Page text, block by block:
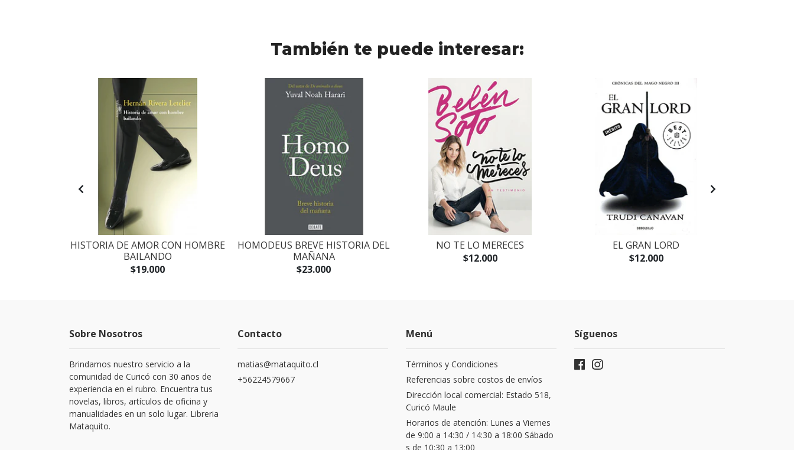
También te puede interesar:
HISTORIA DE AMOR CON HOMBRE
BAILANDO
$19.000
HOMODEUS BREVE HISTORIA DEL
MAÑANA
$23.000
NO TE LO MERECES
$12.000
EL GRAN LORD
$12.000
Sobre Nosotros
Brindamos nuestro servicio a la
comunidad de Curicó con 30 años de
experiencia en el rubro. Encuentra tus
novelas, libros, artículos de oficina y
manualidades en un solo lugar. Libreria
Mataquito.
Contacto
matias@mataquito.cl
+56224579667
Menú
Términos y Condiciones
Referencias sobre costos de envíos
Dirección local comercial: Estado 518,
Curicó Maule
Horarios de atención: Lunes a Viernes
de 9:00 a 14:30 / 14:30 a 18:00 Sábado
s de 10:30 a 13:00
Síguenos